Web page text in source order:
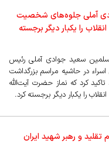
آملی جلوه‌های شخصیت
را یکبار دیگر برجسته
سعید جوادی آملی رئیس
اسراء در حاشیه مراسم بزرگداشت
تاکید کرد که نماز حضرت آیت‌الله
را یکبار دیگر برجسته کرد.
تقلید و رهبر شهید ایران